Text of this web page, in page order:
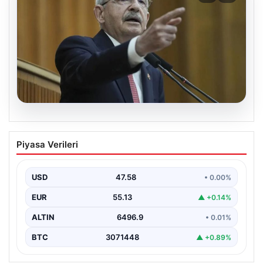
05.08.2026
Kılıçdaroğlu: Hesap sormaktan da
vermekten de çekinmeyiz
de çekinmeyiz", "content": "Cumhuriyet Halk Partisi
(CHP) Genel…
Piyasa Verileri
USD 47.58 • 0.00%
EUR 55.13 ▲ +0.14%
ALTIN 6496.9 • 0.01%
BTC 3071448 ▲ +0.89%